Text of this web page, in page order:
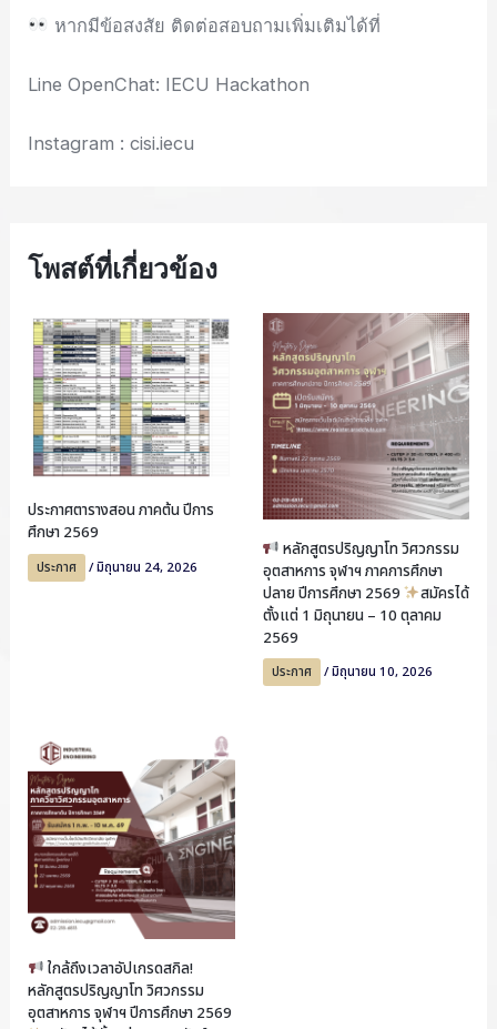
หากมีข้อสงสัย ติดต่อสอบถามเพิ่มเติมได้ที่
Line OpenChat: IECU Hackathon
Instagram : cisi.iecu
โพสต์ที่เกี่ยวข้อง
ประกาศตารางสอน ภาคต้น ปีการ
ศึกษา 2569
ประกาศ /มิถุนายน 24, 2026
หลักสูตรปริญญาโท วิศวกรรม
อุตสาหการ จุฬาฯ ภาคการศึกษา
ปลาย ปีการศึกษา 2569
สมัครได้
ตั้งแต่ 1 มิถุนายน – 10 ตุลาคม
2569
ประกาศ /มิถุนายน 10, 2026
ใกล้ถึงเวลาอัปเกรดสกิล!
หลักสูตรปริญญาโท วิศวกรรม
อุตสาหการ จุฬาฯ ปีการศึกษา 2569